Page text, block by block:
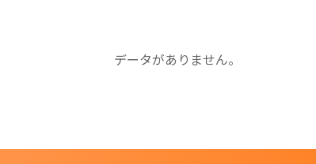
データがありません。